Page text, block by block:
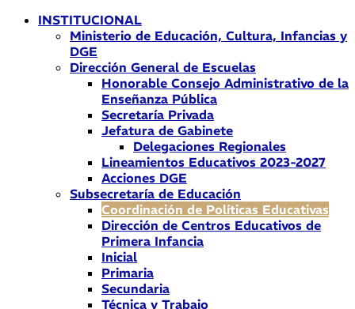
INSTITUCIONAL
Ministerio de Educación, Cultura, Infancias y
DGE
Dirección General de Escuelas
Honorable Consejo Administrativo de la
Enseñanza Pública
Secretaría Privada
Jefatura de Gabinete
Delegaciones Regionales
Lineamientos Educativos 2023-2027
Acciones DGE
Subsecretaría de Educación
Coordinación de Políticas Educativas
Dirección de Centros Educativos de
Primera Infancia
Inicial
Primaria
Secundaria
Técnica y Trabajo